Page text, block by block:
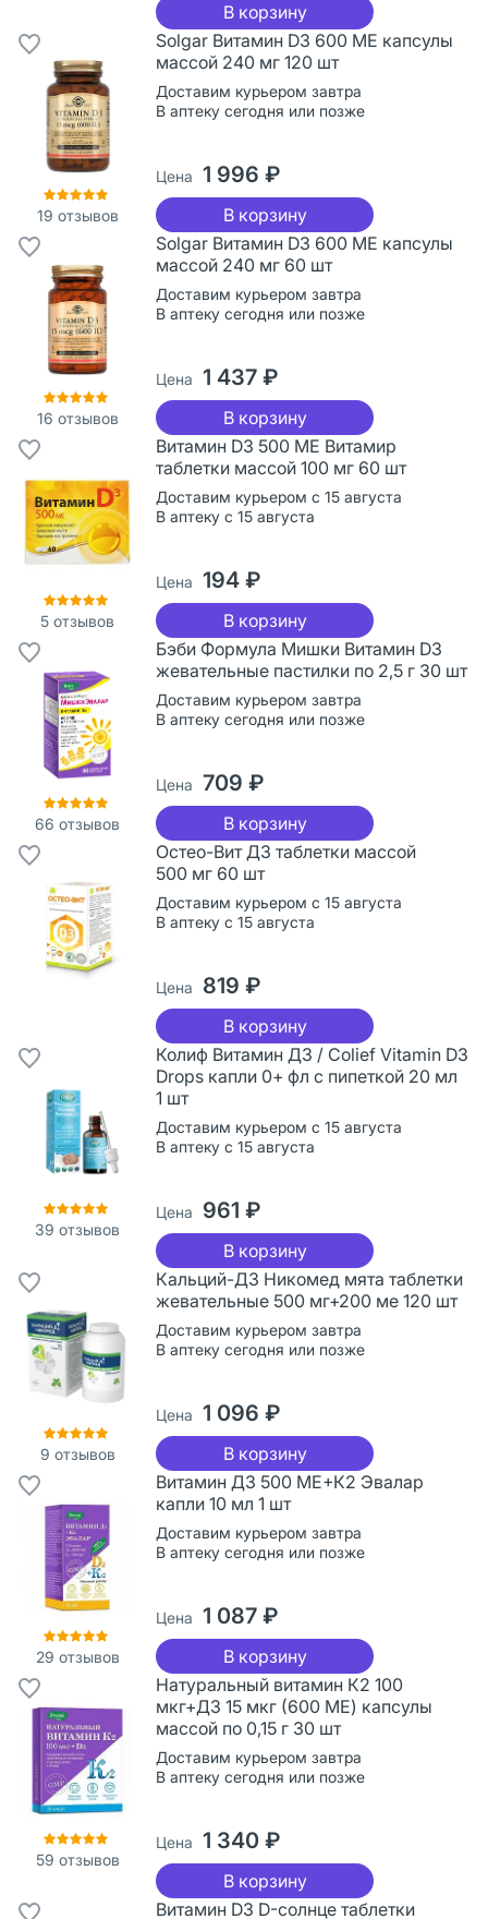
В корзину
19 отзывов
Solgar Витамин D3 600 МЕ капсулы
массой 240 мг 120 шт
Доставим курьером завтра
В аптеку сегодня или позже
Цена 1 996 ₽
В корзину
16 отзывов
Solgar Витамин D3 600 МЕ капсулы
массой 240 мг 60 шт
Доставим курьером завтра
В аптеку сегодня или позже
Цена 1 437 ₽
В корзину
5 отзывов
Витамин D3 500 МЕ Витамир
таблетки массой 100 мг 60 шт
Доставим курьером с 15 августа
В аптеку с 15 августа
Цена 194 ₽
В корзину
66 отзывов
Бэби Формула Мишки Витамин D3
жевательные пастилки по 2,5 г 30 шт
Доставим курьером завтра
В аптеку сегодня или позже
Цена 709 ₽
В корзину
Остео-Вит Д3 таблетки массой
500 мг 60 шт
Доставим курьером с 15 августа
В аптеку с 15 августа
Цена 819 ₽
В корзину
39 отзывов
Колиф Витамин Д3 / Colief Vitamin D3
Drops капли 0+ фл с пипеткой 20 мл
1 шт
Доставим курьером с 15 августа
В аптеку с 15 августа
Цена 961 ₽
В корзину
9 отзывов
Кальций-Д3 Никомед мята таблетки
жевательные 500 мг+200 ме 120 шт
Доставим курьером завтра
В аптеку сегодня или позже
Цена 1 096 ₽
В корзину
29 отзывов
Витамин Д3 500 МЕ+К2 Эвалар
капли 10 мл 1 шт
Доставим курьером завтра
В аптеку сегодня или позже
Цена 1 087 ₽
В корзину
59 отзывов
Натуральный витамин К2 100
мкг+Д3 15 мкг (600 МЕ) капсулы
массой по 0,15 г 30 шт
Доставим курьером завтра
В аптеку сегодня или позже
Цена 1 340 ₽
В корзину
Витамин D3 D-солнце таблетки